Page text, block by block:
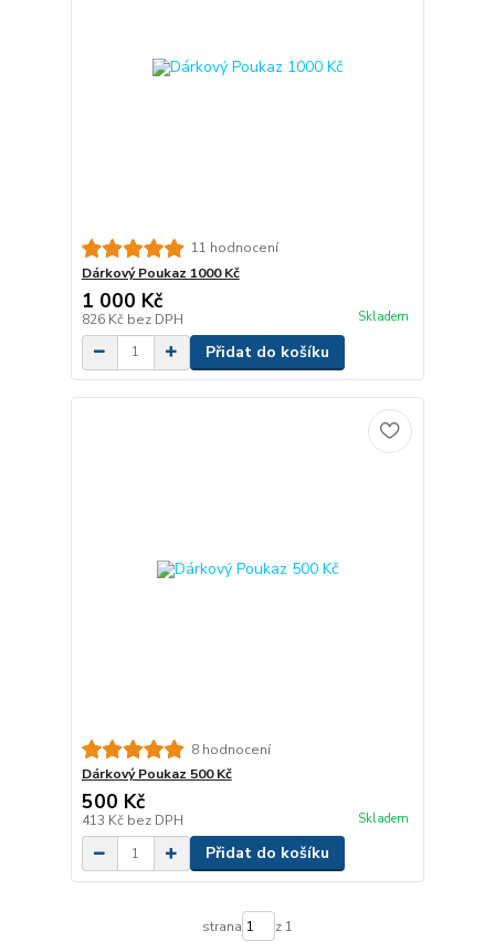
11 hodnocení
Dárkový Poukaz 1000 Kč
1 000 Kč
826 Kč bez DPH Skladem
Přidat do košíku
8 hodnocení
Dárkový Poukaz 500 Kč
500 Kč
413 Kč bez DPH Skladem
Přidat do košíku
strana z 1